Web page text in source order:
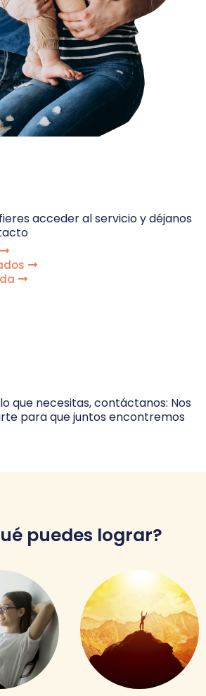
acceder al servicio y déjanos
que necesitas, contáctanos: Nos
para que juntos encontremos
puedes lograr?